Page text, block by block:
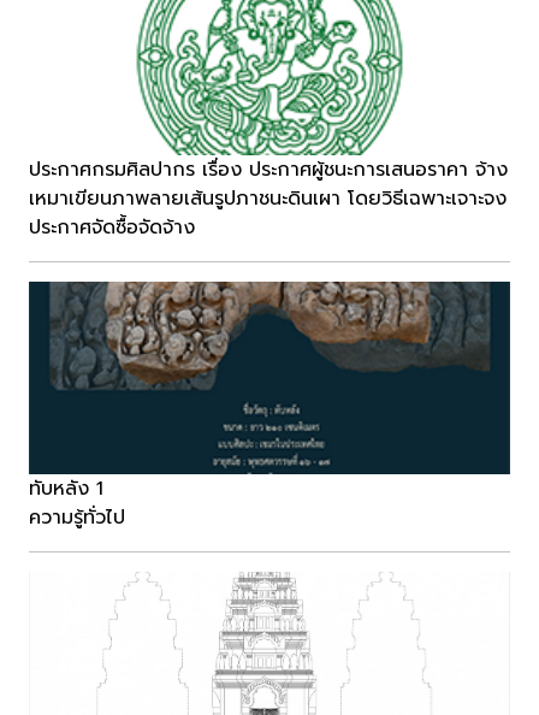
ประกาศกรมศิลปากร เรื่อง ประกาศผู้ชนะการเสนอราคา จ้าง
เหมาเขียนภาพลายเส้นรูปภาชนะดินเผา โดยวิธีเฉพาะเจาะจง
ประกาศจัดซื้อจัดจ้าง
ทับหลัง 1
ความรู้ทั่วไป